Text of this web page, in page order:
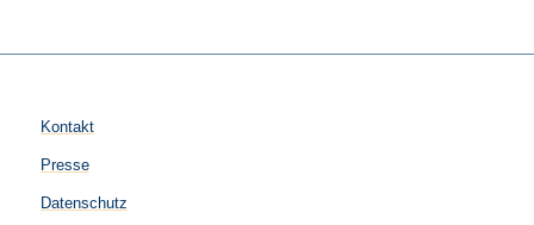
Kontakt
Presse
Datenschutz